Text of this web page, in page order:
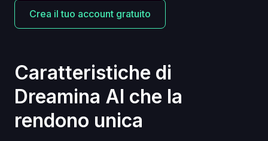
Crea il tuo account gratuito
Caratteristiche di
Dreamina AI che la
rendono unica